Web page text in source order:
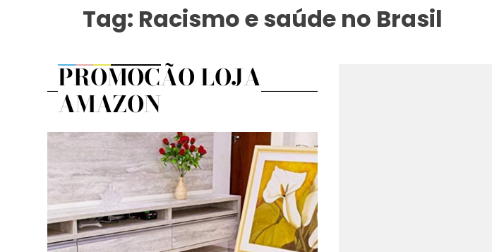
Tag: Racismo e saúde no Brasil
PROMOÇÃO LOJA
AMAZON